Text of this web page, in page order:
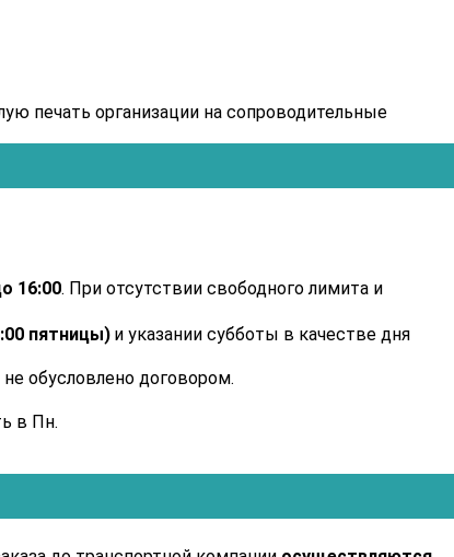
печать организации на сопроводительные
16:00. При отсутствии свободного лимита и
пятницы) и указании субботы в качестве дня
обусловлено договором.
в Пн.